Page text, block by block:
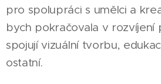
pro spolupráci s umělci a
bych pokračovala v rozvíjení
spojují vizuální tvorbu,
ostatní.